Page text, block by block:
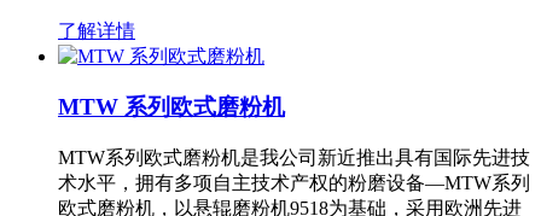
了解详情
MTW 系列欧式磨粉机
MTW系列欧式磨粉机是我公司新近推出具有国际先进技
术水平，拥有多项自主技术产权的粉磨设备—MTW系列
欧式磨粉机，以悬辊磨粉机9518为基础，采用欧洲先进